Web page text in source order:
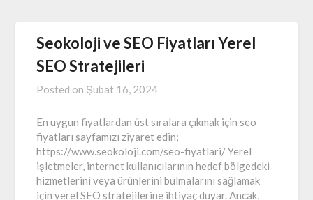
Seokoloji ve SEO Fiyatları Yerel
SEO Stratejileri
Posted on Şubat 16, 2024
En uygun fiyatlardan üst sıralara çıkmak için seo
fiyatları sayfamızı ziyaret edin;
https://www.seokoloji.com/seo-fiyatlari/ Yerel
işletmeler, internet kullanıcılarının hedef bölgedeki
hizmetlerini veya ürünlerini bulmalarını sağlamak
için yerel SEO stratejilerine ihtiyaç duyar. Ancak,